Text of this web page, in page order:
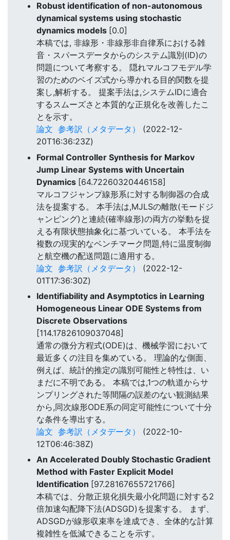
Robust identification of non-autonomous
dynamical systems using stochastic
dynamics models [0.0]
本稿では, 非線形・非線形非自律系における雑
音・スパースデータからのシステム識別(ID)の
問題について考察する。 隠れマルコフモデル学
習のためのベイズ式から導かれる目的関数を提
案し,解析する。 提案手法は,システムIDに適合
するスムーズさと本質的な正規化を改善したこ
とを示す。
論文 参考訳（メタデータ）
(2022-12-
20T16:36:23Z)
Formal Controller Synthesis for Markov
Jump Linear Systems with Uncertain
Dynamics [64.72260320446158]
マルコフジャンプ線形系に対する制御器の合成
法を提案する。 本手法は,MJLSの離散(モードジ
ャンピング)と連続(確率線形)の両方の挙動を捉
える有限状態抽象化に基づいている。 本手法を
複数の現実的なベンチマーク問題,特に温度制御
と航空機の配送問題に適用する。
論文 参考訳（メタデータ）
(2022-12-
01T17:36:30Z)
Identifiability and Asymptotics in Learning
Homogeneous Linear ODE Systems from
Discrete Observations
[114.17826109037048]
通常の微分方程式(ODE)は、機械学習において
最近多くの注目を集めている。 理論的な側面、
例えば、統計的推定の識別可能性と特性は、い
まだに不明である。 本稿では,1つの軌道からサ
ンプリングされた等間隔の誤差のない観測結果
から,同次線形ODE系の同定可能性について十分
な条件を導出する。
論文 参考訳（メタデータ）
(2022-10-
12T06:46:38Z)
An Accelerated Doubly Stochastic Gradient
Method with Faster Explicit Model
Identification [97.28167655721766]
本稿では、分散正規化損失最小化問題に対する2
倍加速勾配降下法(ADSGD)を提案する。 まず、
ADSGDが線形収束率を達成でき、全体的な計算
複雑性を低減できることを示す。